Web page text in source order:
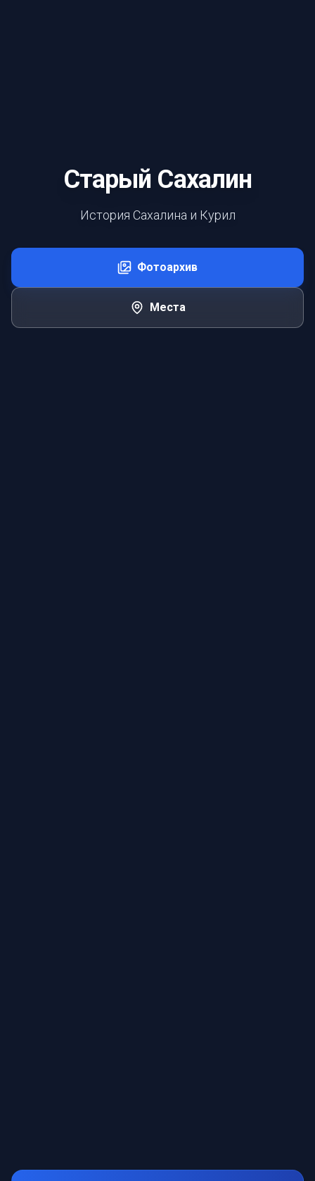
Старый Сахалин
История Сахалина и Курил
Фотоархив
Места